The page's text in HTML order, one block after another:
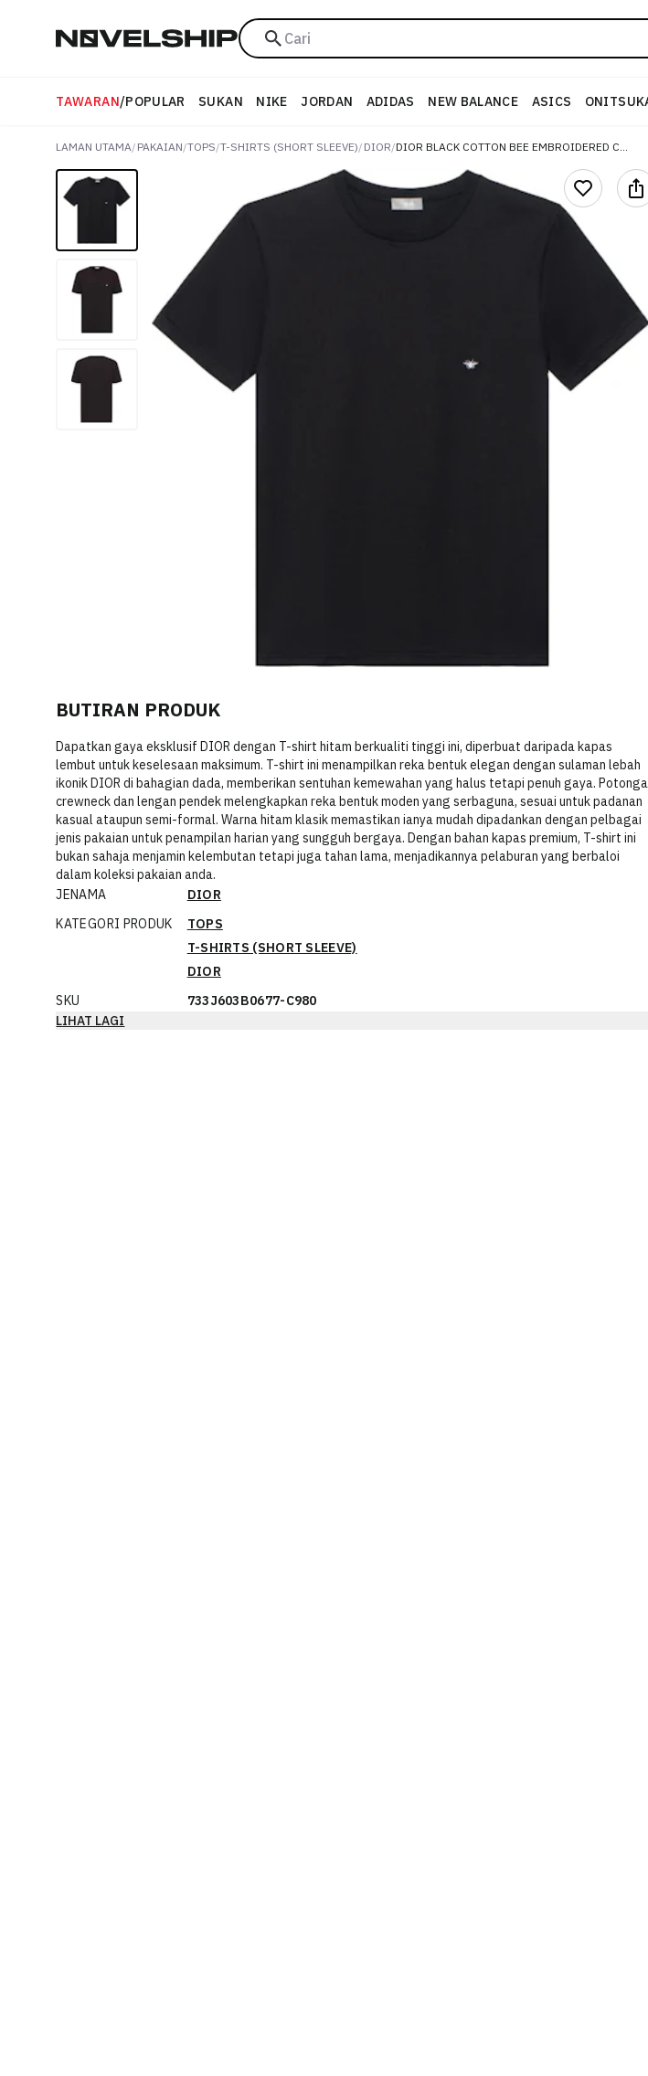
Cari
TAWARAN/POPULAR SUKAN NIKE JORDAN ADIDAS NEW BALANCE ASICS
LAMAN UTAMA/ PAKAIAN/TOPS/T-SHIRTS (SHORT SLEEVE)/ DIOR/ DIOR BLACK COTTON BEE EMBROIDERED CREWNECK SHORT SLEEVE T-SHIRT 733J603B0677-C980
BUTIRAN PRODUK
Dapatkan gaya eksklusif DIOR dengan T-shirt hitam berkualiti tinggi ini, diperbuat daripada kapas
lembut untuk keselesaan maksimum. T-shirt ini menampilkan reka bentuk elegan dengan sulaman lebah
ikonik DIOR di bahagian dada, memberikan sentuhan kemewahan yang halus tetapi penuh gaya.
crewneck dan lengan pendek melengkapkan reka bentuk moden yang serbaguna, sesuai untuk padanan
kasual ataupun semi-formal. Warna hitam klasik memastikan ianya mudah dipadankan dengan pelbagai
jenis pakaian untuk penampilan harian yang sungguh bergaya. Dengan bahan kapas premium, T-shirt ini
bukan sahaja menjamin kelembutan tetapi juga tahan lama, menjadikannya pelaburan yang berbaloi
dalam koleksi pakaian anda.
JENAMA
DIOR
KATEGORI PRODUK
TOPS
T-SHIRTS (SHORT SLEEVE)
DIOR
SKU
733J603B0677-C980
LIHAT LAGI